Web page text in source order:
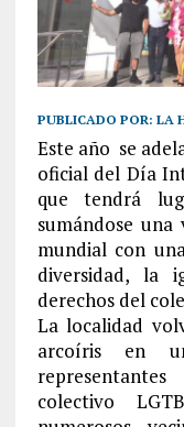
PUBLICADO POR: LA
Este año se
oficial del Día
que tendrá
sumándose
mundial con
diversidad, la
derechos del
La localidad
arcoíris en
colectivo